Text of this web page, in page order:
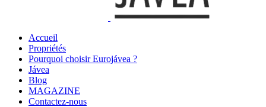
Accueil
Propriétés
Pourquoi choisir Eurojávea ?
Jávea
Blog
MAGAZINE
Contactez-nous